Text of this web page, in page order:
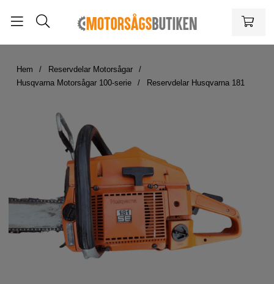
Hem
Reservdelar Motorsågar
Husqvarna Motorsågar 100-serie
Reservdelar Husqvarna 181